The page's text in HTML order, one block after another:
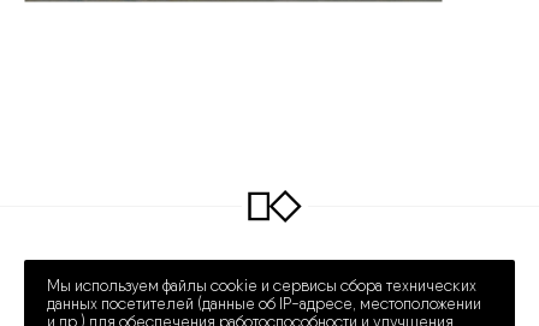
ПРЕЧИСТЕНКА 30/2
ПН – СБ 12:00 – 20:00
Мы используем файлы cookie и сервисы сбора технических
данных посетителей (данные об IP-адресе, местоположении
и др.) для обеспечения работоспособности и улучшения